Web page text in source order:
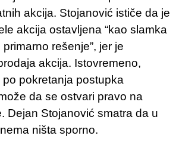
akcija. Stojanović ističe da je
akcija ostavljena “kao slamka
rešenje”, jer je
akcija. Istovremeno,
pokretanja postupka
da se ostvari pravo na
Dejan Stojanović smatra da u
ništa sporno.